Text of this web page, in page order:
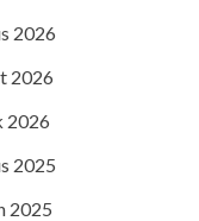
2026
2026
2026
2025
2025